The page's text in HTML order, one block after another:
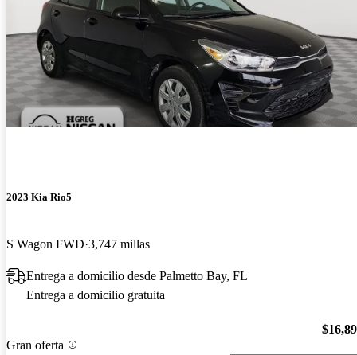
2023 Kia Rio5
S Wagon FWD 3,747 millas
Entrega a domicilio desde Palmetto Bay, FL
Entrega a domicilio gratuita
Gran oferta